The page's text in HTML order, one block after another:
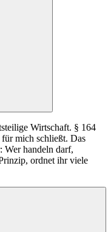
Wirtschaft. § 164
mich schließt. Das
Wer handeln darf,
ordnet ihr viele